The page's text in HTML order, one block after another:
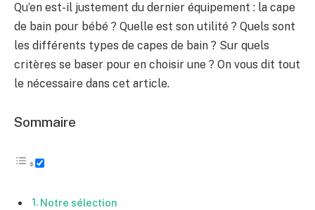
Qu’en est-il justement du dernier équipement : la cape
de bain pour bébé ? Quelle est son utilité ? Quels sont
les différents types de capes de bain ? Sur quels
critères se baser pour en choisir une ? On vous dit tout
le nécessaire dans cet article.
Sommaire
Notre sélection